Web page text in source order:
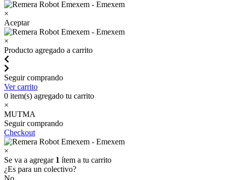
×
Aceptar
×
Producto agregado a carrito
Seguir comprando
Ver carrito
0 item(s) agregado tu carrito
×
MUTMA
Seguir comprando
Checkout
×
Se va a agregar 1 ítem a tu carrito
¿Es para un colectivo?
No